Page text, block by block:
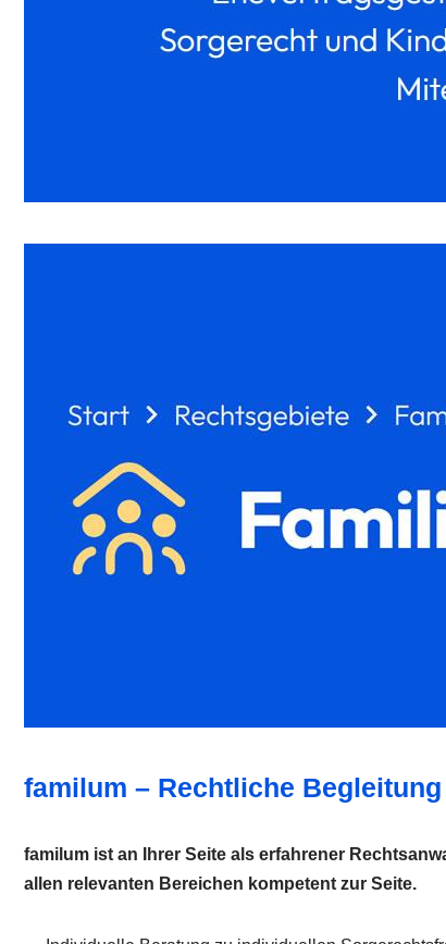
familum – Rechtliche
familum ist an Ihrer Seite als erfahrener
allen relevanten Bereichen kompetent zur Seite.